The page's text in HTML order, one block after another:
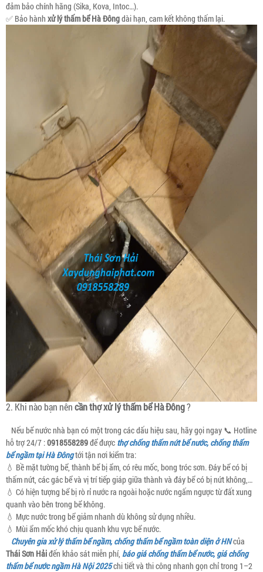
đảm bảo chính hãng (Sika, Kova, Intoc…).
✅ Bảo hành xử lý thấm bể Hà Đôngdài hạn, cam kết không thấm lại.
2. Khi nào bạn nêncần thợ xử lý thấm bể Hà Đông?
Nếu bể nước nhà bạn có một trong các dấu hiệu sau, hãy gọi ngay 📞 Hotline
hỗ trợ 24/7 :0918558289để được thợ chống thấm nứt bể nước, chống thấm
bể ngầm tại Hà Đôngtới tận nơi kiểm tra:
💧 Bề mặt tường bể, thành bể bị ẩm, có rêu mốc, bong tróc sơn. Đáy bể có bị
thấm nứt, các gác bể và vị trí tiếp giáp giữa thành và đáy bể có bị nứt không,…
💧 Có hiện tượng bể bị rò rỉ nước ra ngoài hoặc nước ngấm ngược từ đất xung
quanh vào bên trong bể không.
💧 Mực nước trong bể giảm nhanh dù không sử dụng nhiều.
💧 Mùi ẩm mốc khó chịu quanh khu vực bể nước.
Chuyên gia xử lý thấm bể ngầm, chống thấm bể ngầm toàn diện ở HNcủa
Thái Sơn Hảiđến khảo sát miễn phí, báo giá chống thấm bể nước, giá chống
thấm bể nước ngầm Hà Nội 2025chi tiết và thi công nhanh gọn chỉ trong 1–2